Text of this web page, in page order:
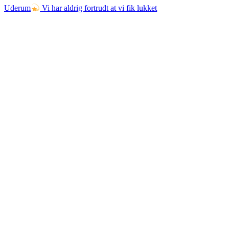
Uderum Vi har aldrig fortrudt at vi fik lukket